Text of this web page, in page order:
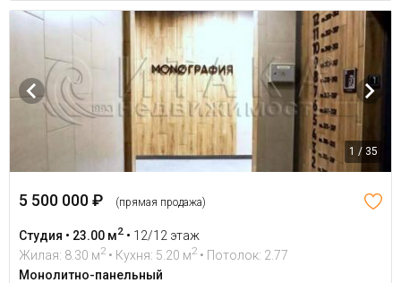
1 / 35
5 500 000 ₽ (прямая продажа)
Студия • 23.00 м2 • 12/12 этаж
Жилая: 8.30 м2 • Кухня: 5.20 м2 • Потолок: 2.77
Монолитно-панельный